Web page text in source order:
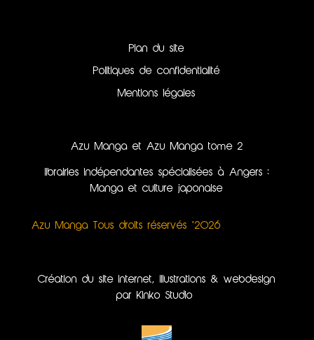
Plan du site
Politiques de confidentialité
Mentions légales
Azu Manga et Azu Manga tome 2
librairies indépendantes spécialisées à Angers :
Manga et culture japonaise
Azu Manga Tous droits réservés ©2026
Création du site internet, illustrations & webdesign
par Kinko Studio